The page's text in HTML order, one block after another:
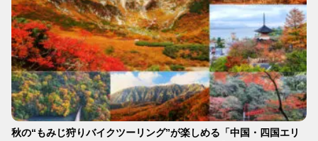
秋の“もみじ狩りバイクツーリング”が楽しめる「中国・四国エリ